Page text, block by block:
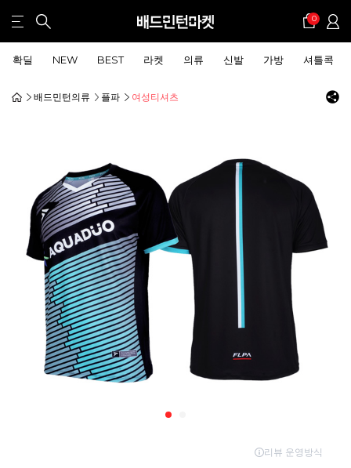
0
확딜 NEW BEST 라켓 의류 신발 가방 셔틀콕
배드민턴의류 플파 여성티셔츠